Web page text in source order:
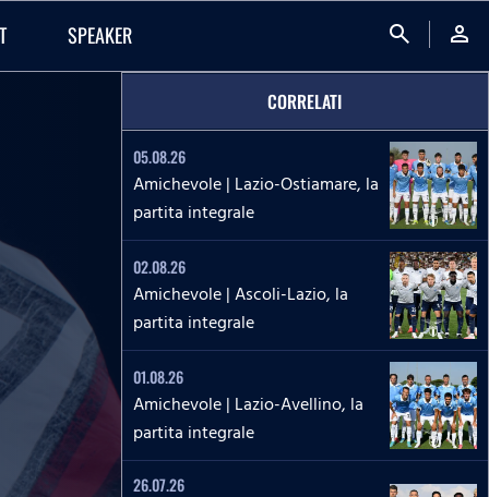
SPEAKER search person
CORRELATI
05.08.26
Amichevole | Lazio-Ostiamare, la
partita integrale
02.08.26
Amichevole | Ascoli-Lazio, la
partita integrale
01.08.26
Amichevole | Lazio-Avellino, la
partita integrale
26.07.26